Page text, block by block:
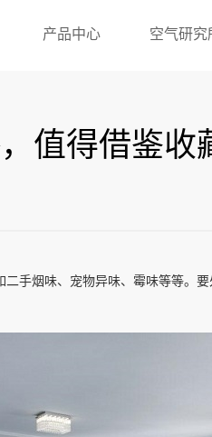
产品中心 空气研究
值得借鉴收
手烟味、宠物异味、霉味等等。